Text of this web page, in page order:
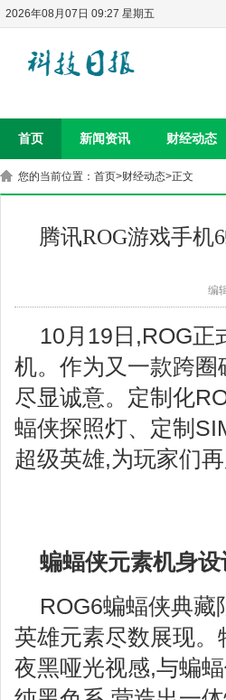
2026年08月07日 09:27 星期五
首页 新闻资讯 财经动态
您的当前位置： 首页>财经动态>正文
腾讯ROG游戏手机
编
10月19日,ROG正
机。作为又一款跨
尽显诚意。定制化
蝠侠探照灯、定制
超级英雄,为玩家们
蝙蝠侠元素机身
ROG6蝙蝠侠典
英雄元素尽数展现
夜黑哑光视感,与蝙